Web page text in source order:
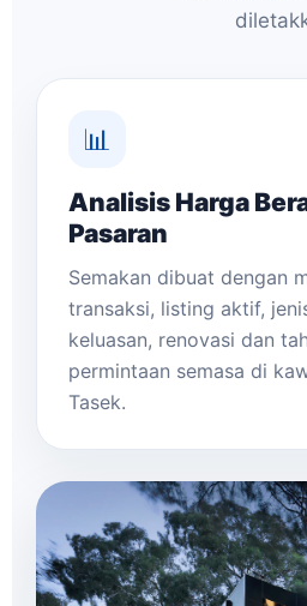
📊
Analisis Harga
Pasaran
Semakan dibuat dengan
transaksi, listing aktif,
keluasan, renovasi dan
permintaan semasa di
Tasek.